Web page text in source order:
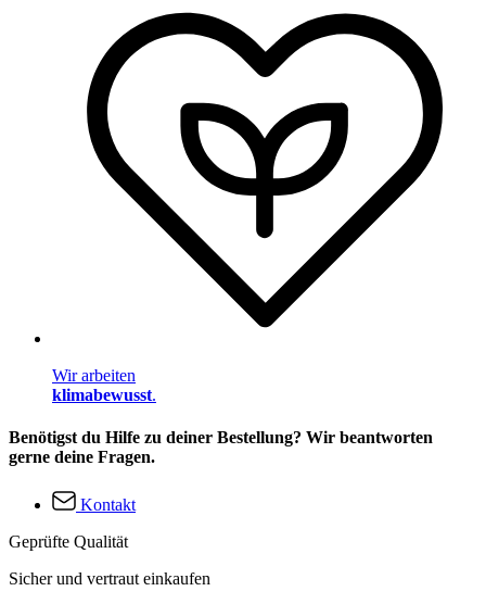
Wir arbeiten
klimabewusst.
Benötigst du Hilfe zu deiner Bestellung? Wir beantworten
gerne deine Fragen.
Kontakt
Geprüfte Qualität
Sicher und vertraut einkaufen